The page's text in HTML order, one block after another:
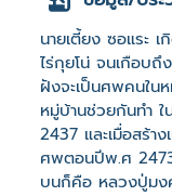
นายเตี้ยง ซอแระ
ไร่กุยโน่ จนเกือบถึ
ฝังจะเป็นศพคนใน
หมู่บ้านช่วยกันทำ ใ
2437 และเมื่อสร้า
ศพตอนปีพ.ศ
บนก็คือ หลวงปู่มง